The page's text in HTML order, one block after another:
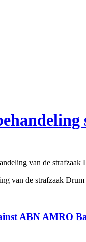
van de strafzaak
van de strafzaak Drum
ABN AMRO